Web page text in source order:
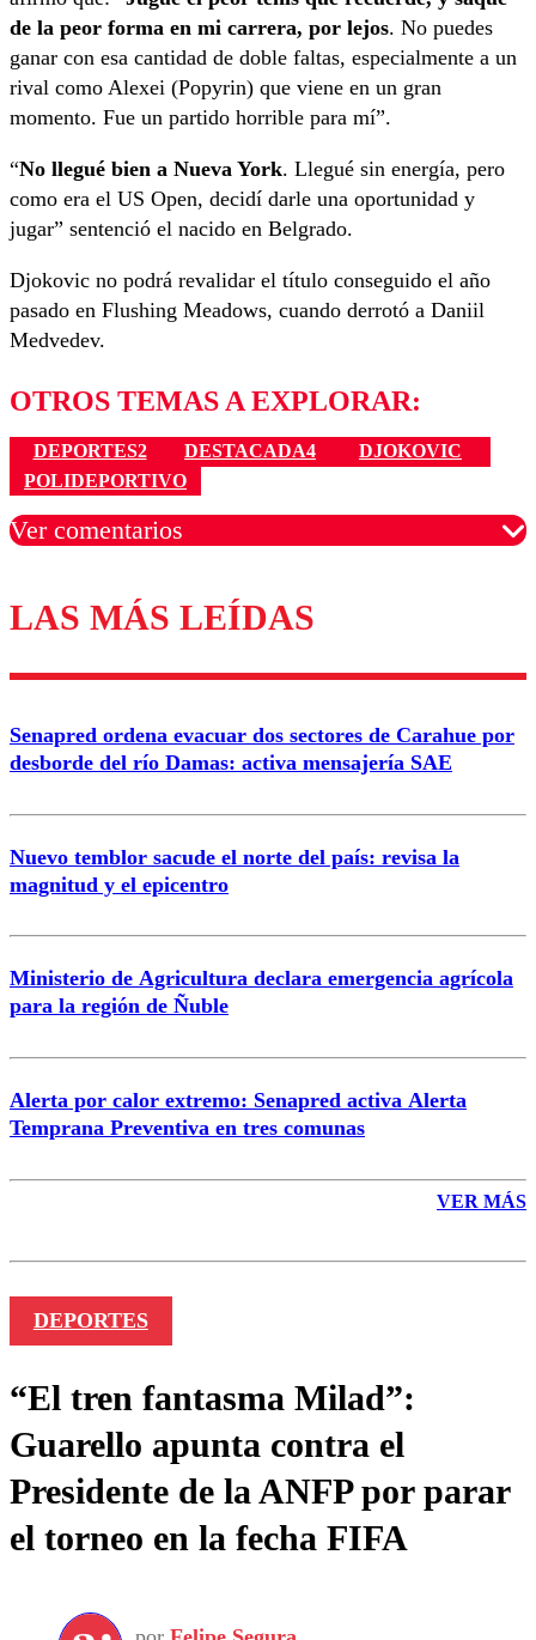
de la peor forma en mi carrera, por lejos. No puedes
ganar con esa cantidad de doble faltas, especialmente a un
rival como Alexei (Popyrin) que viene en un gran
momento. Fue un partido horrible para mí”.
“No llegué bien a Nueva York. Llegué sin energía, pero
como era el US Open, decidí darle una oportunidad y
jugar” sentenció el nacido en Belgrado.
Djokovic no podrá revalidar el título conseguido el año
pasado en Flushing Meadows, cuando derrotó a Daniil
Medvedev.
OTROS TEMAS A EXPLORAR:
DEPORTES2 DESTACADA4
DJOKOVIC
POLIDEPORTIVO
Ver comentarios
Los comentarios son moderados para garantizar un
diálogo respetuoso.
Correo
LAS MÁS LEÍDAS
Senapred ordena evacuar dos sectores de Carahue por
desborde del río Damas: activa mensajería SAE
Nuevo temblor sacude el norte del país: revisa la
magnitud y el epicentro
Ministerio de Agricultura declara emergencia agrícola
para la región de Ñuble
Alerta por calor extremo: Senapred activa Alerta
Temprana Preventiva en tres comunas
VER MÁS
DEPORTES
“El tren fantasma Milad”:
Guarello apunta contra el
Presidente de la ANFP por parar
el torneo en la fecha FIFA